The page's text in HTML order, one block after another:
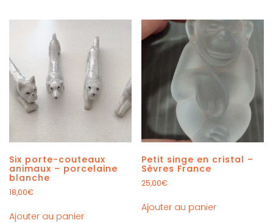
Six porte-couteaux
animaux – porcelaine
blanche
18,00€
Ajouter au panier
Petit singe en cristal –
Sèvres France
25,00€
Ajouter au panier